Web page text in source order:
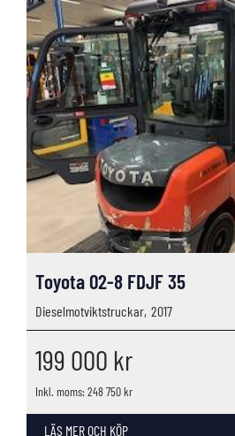
Toyota 02-8 FDJF 35
Dieselmotviktstruckar, 2017
199 000 kr
Inkl. moms: 248 750 kr
LÄS MER OCH KÖP